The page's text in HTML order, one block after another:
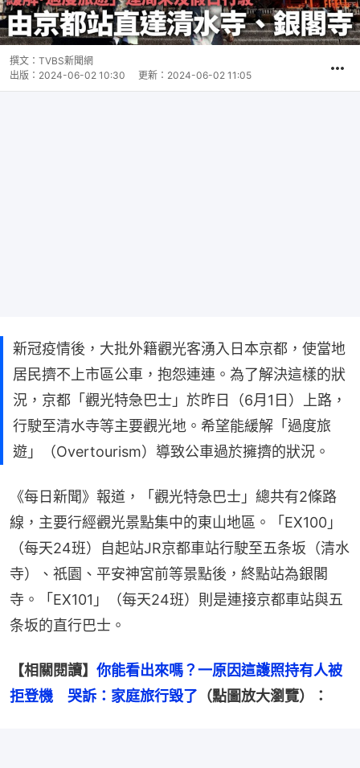
撰文： TVBS新聞網
出版： 2024-06-02 10:30 更新： 2024-06-02 11:05
新冠疫情後，大批外籍觀光客湧入日本京都，使當地
居民擠不上市區公車，抱怨連連。為了解決這樣的狀
況，京都「觀光特急巴士」於昨日（6月1日）上路，
行駛至清水寺等主要觀光地。希望能緩解「過度旅
遊」（Overtourism）導致公車過於擁擠的狀況。
《每日新聞》報道，「觀光特急巴士」總共有2條路
線，主要行經觀光景點集中的東山地區。「EX100」
（每天24班）自起站JR京都車站行駛至五条坂（清水
寺）、祇園、平安神宮前等景點後，終點站為銀閣
寺。「EX101」（每天24班）則是連接京都車站與五
条坂的直行巴士。
【相關閱讀】 你能看出來嗎？一原因這護照持有人被
拒登機　哭訴：家庭旅行毀了 （點圖放大瀏覽）：